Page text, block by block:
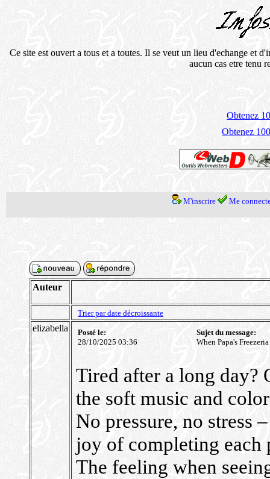
Ce site est ouvert a tous et a toutes. Il se veut un lieu d'echange et
aucun cas etre tenu
Obtenez
Obtenez
M'inscrire Me
Auteur
Trier par date décroissante
elizabella
Posté le:
28/10/2025 03:36
Sujet du message:
When Papa's
Tired after a long day?
the soft music and
No pressure, no stress
joy of completing each
The feeling when